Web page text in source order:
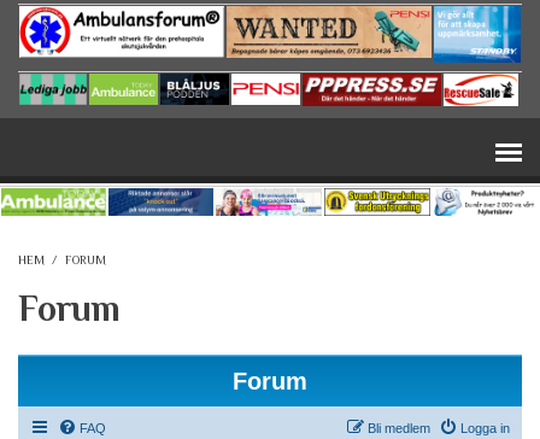
Hoppa till huvudinnehåll
HEM / FORUM
Forum